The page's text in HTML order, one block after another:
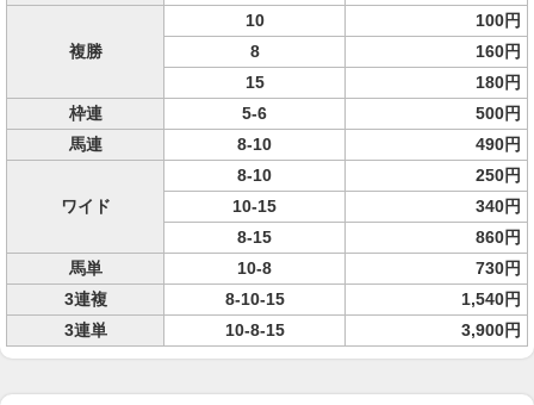
複勝
10
100円
8
160円
15
180円
枠連
5-6
500円
馬連
8-10 490円
ワイド
8-10
250円
10-15
340円
8-15
860円
馬単
10-8
730円
3連複
8-10-15
1,540円
3連単
10-8-15 3,900円